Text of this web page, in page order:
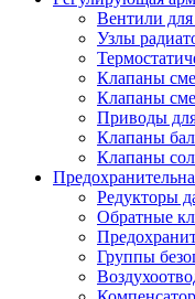
Вентили для
Узлы
Клапаны
Клапаны
Приводы
Клапаны
Клапаны
Редукторы
Обратные
Группы